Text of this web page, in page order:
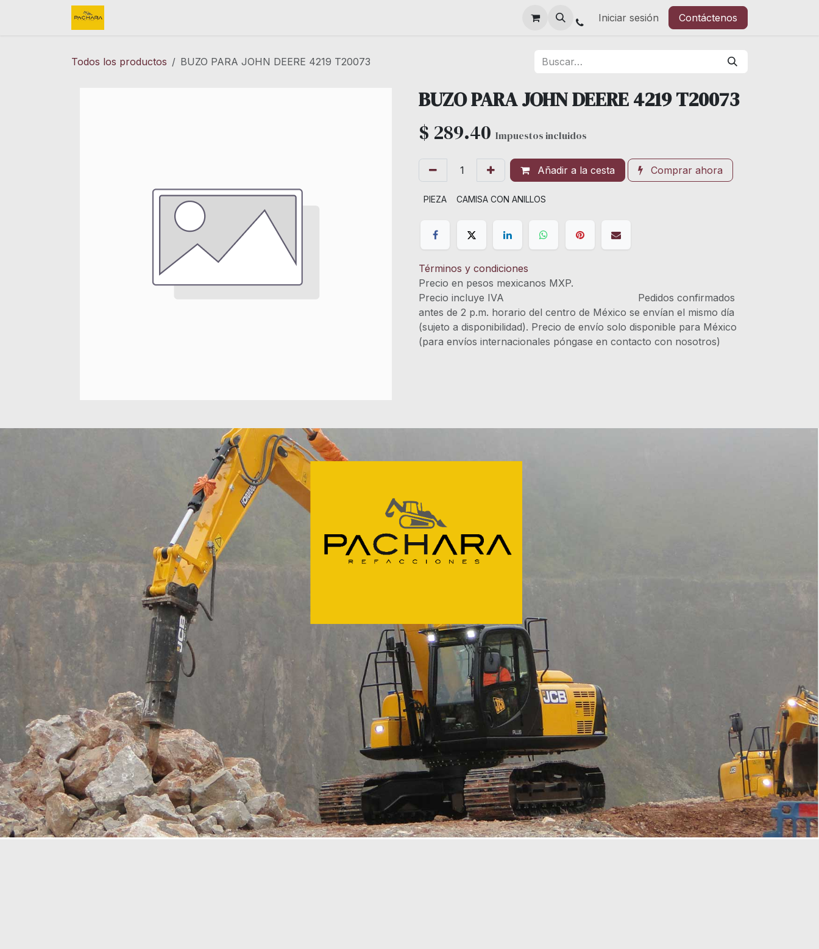
Iniciar sesión Contáctenos
Todos los productos BUZO PARA JOHN DEERE 4219 T20073
BUZO PARA JOHN DEERE 4219 T20073
$ 289.40 Impuestos incluidos
Añadir a la cesta Comprar ahora
PIEZA CAMISA CON ANILLOS
Términos y condiciones
Precio en pesos mexicanos MXP.
Precio incluye IVA Pedidos confirmados
antes de 2 p.m. horario del centro de México se envían el mismo día
(sujeto a disponibilidad). Precio de envío solo disponible para México
(para envíos internacionales póngase en contacto con nosotros)